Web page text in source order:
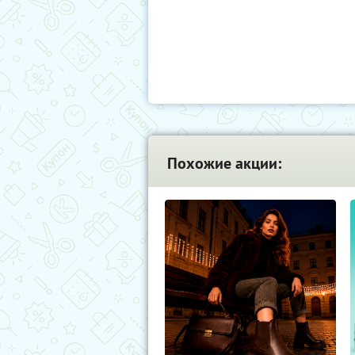
Похожие акции: